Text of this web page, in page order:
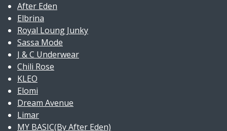
After Eden
Elbrina
Royal Loung Junky
Sassa Mode
J & C Underwear
Chili Rose
KLEO
Elomi
Dream Avenue
Limar
MY BASIC(By After Eden)